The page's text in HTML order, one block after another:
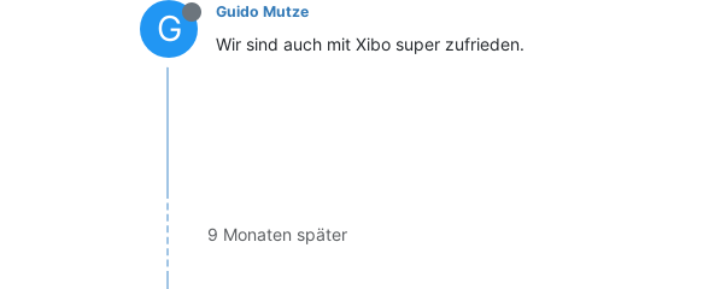
G Guido Mutze
Wir sind auch mit Xibo super zufrieden.
9 Monaten später